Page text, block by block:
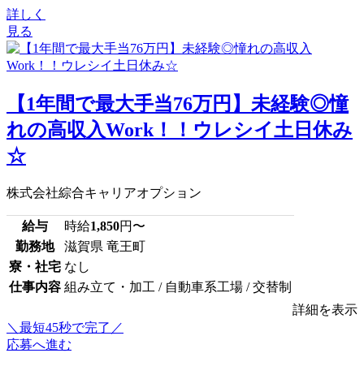
詳しく
見る
【1年間で最大手当76万円】未経験◎憧
れの高収入Work！！ウレシイ土日休み
☆
株式会社綜合キャリアオプション
給与 時給1,850円〜
勤務地
滋賀県 竜王町
寮・社宅 なし
仕事内容 組み立て・加工 / 自動車系工場 / 交替制
詳細を表示
＼最短45秒で完了／
応募へ進む